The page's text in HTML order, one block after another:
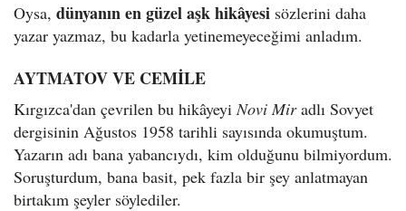
Oysa, dünyanın en güzel aşk hikâyesi sözlerini daha
yazar yazmaz, bu kadarla yetinemeyeceğimi anladım.
AYTMATOV VE CEMİLE
Kırgızca'dan çevrilen bu hikâyeyiNovi Miradlı Sovyet
dergisinin Ağustos 1958 tarihli sayısında okumuştum.
Yazarın adı bana yabancıydı, kim olduğunu bilmiyordum.
Soruşturdum, bana basit, pek fazla bir şey anlatmayan
birtakım şeyler söylediler.